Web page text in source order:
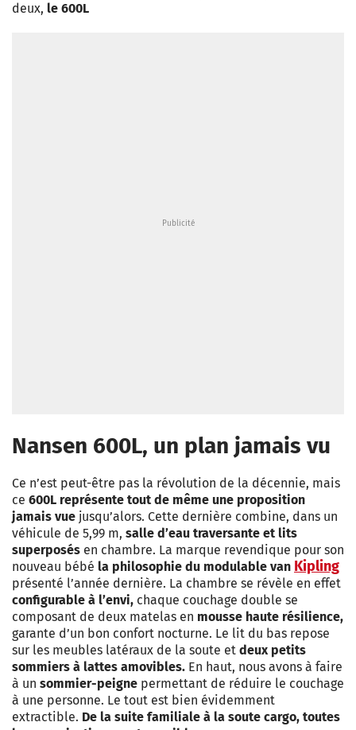
deux, le 600L
Nansen 600L, un plan jamais vu
Ce n’est peut-être pas la révolution de la décennie, mais
ce 600L représente tout de même une proposition
jamais vue jusqu’alors. Cette dernière combine, dans un
véhicule de 5,99 m, salle d’eau traversante et lits
superposés en chambre. La marque revendique pour son
nouveau bébé la philosophie du modulable van Kipling
présenté l’année dernière. La chambre se révèle en effet
configurable à l’envi, chaque couchage double se
composant de deux matelas en mousse haute résilience,
garante d’un bon confort nocturne. Le lit du bas repose
sur les meubles latéraux de la soute et deux petits
sommiers à lattes amovibles. En haut, nous avons à faire
à un sommier-peigne permettant de réduire le couchage
à une personne. Le tout est bien évidemment
extractible. De la suite familiale à la soute cargo, toutes